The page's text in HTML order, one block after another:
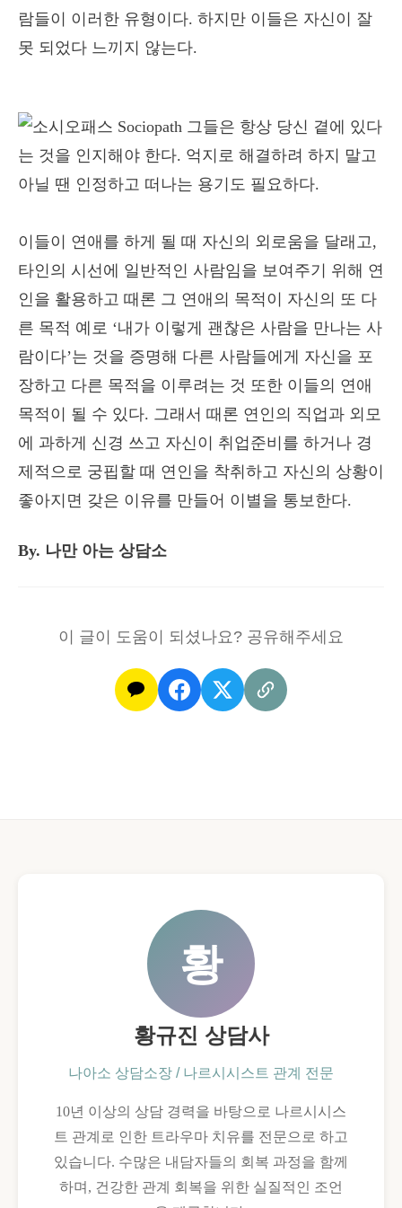
람들이 이러한 유형이다. 하지만 이들은 자신이 잘
못 되었다 느끼지 않는다.
이들이 연애를 하게 될 때 자신의 외로움을 달래고,
타인의 시선에 일반적인 사람임을 보여주기 위해 연
인을 활용하고 때론 그 연애의 목적이 자신의 또 다
른 목적 예로 ‘내가 이렇게 괜찮은 사람을 만나는 사
람이다’는 것을 증명해 다른 사람들에게 자신을 포
장하고 다른 목적을 이루려는 것 또한 이들의 연애
목적이 될 수 있다. 그래서 때론 연인의 직업과 외모
에 과하게 신경 쓰고 자신이 취업준비를 하거나 경
제적으로 궁핍할 때 연인을 착취하고 자신의 상황이
좋아지면 갖은 이유를 만들어 이별을 통보한다.
By. 나만 아는 상담소
이 글이 도움이 되셨나요? 공유해주세요
황
황규진 상담사
나아소 상담소장 / 나르시시스트 관계 전문
10년 이상의 상담 경력을 바탕으로 나르시시스
트 관계로 인한 트라우마 치유를 전문으로 하고
있습니다. 수많은 내담자들의 회복 과정을 함께
하며, 건강한 관계 회복을 위한 실질적인 조언